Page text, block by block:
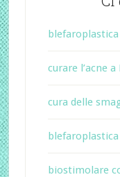
curare l’acne
cura delle
biostimolare